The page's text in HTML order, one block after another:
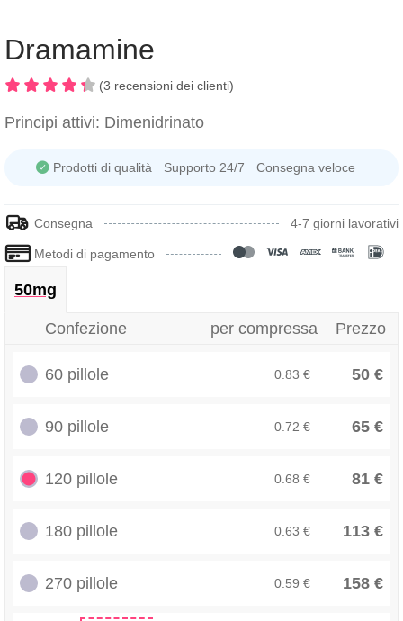
Dramamine
(3 recensioni dei clienti)
Principi attivi: Dimenidrinato
Prodotti di qualità Supporto 24/7 Consegna veloce
Consegna 4-7 giorni lavorativi
Metodi di pagamento
50mg
Confezione per compressa Prezzo
60 pillole 0.83 € 50 €
90 pillole 0.72 € 65 €
120 pillole 0.68 € 81 €
180 pillole 0.63 € 113 €
270 pillole 0.59 € 158 €